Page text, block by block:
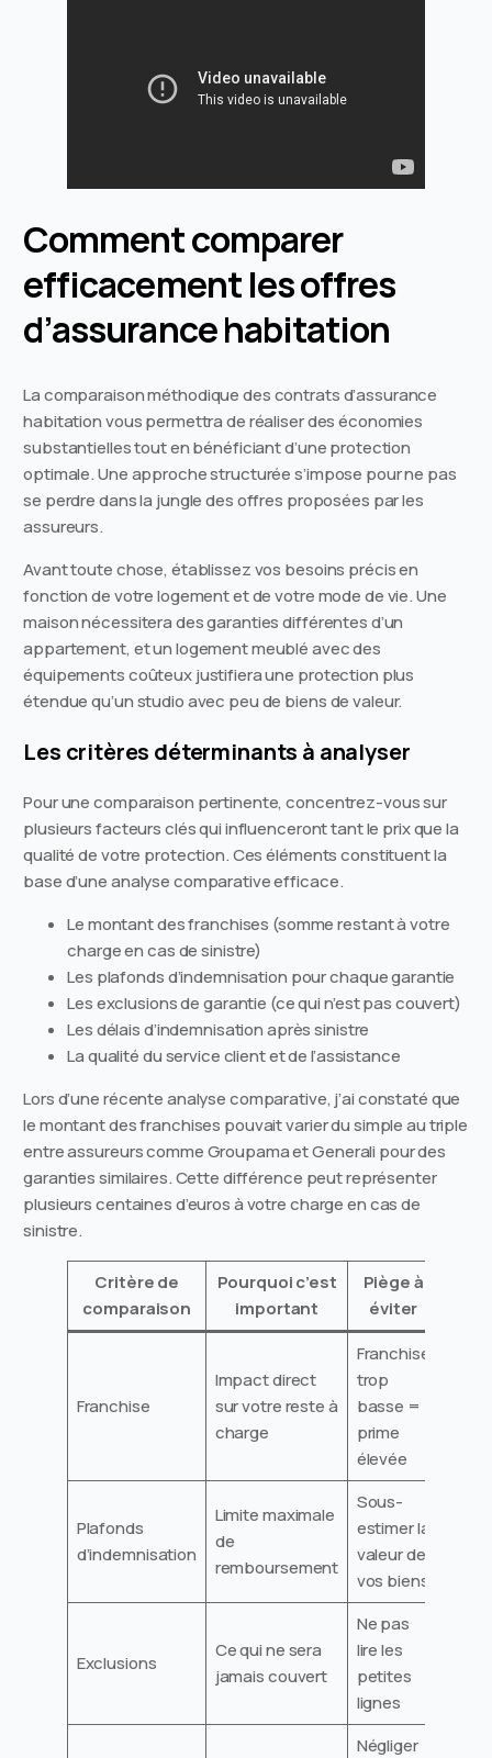
Comment comparer
efficacement les offres
d’assurance habitation
La comparaison méthodique des contrats d’assurance
habitation vous permettra de réaliser des économies
substantielles tout en bénéficiant d’une protection
optimale. Une approche structurée s’impose pour ne pas
se perdre dans la jungle des offres proposées par les
assureurs.
Avant toute chose, établissez vos besoins précis en
fonction de votre logement et de votre mode de vie. Une
maison nécessitera des garanties différentes d’un
appartement, et un logement meublé avec des
équipements coûteux justifiera une protection plus
étendue qu’un studio avec peu de biens de valeur.
Les critères déterminants à analyser
Pour une comparaison pertinente, concentrez-vous sur
plusieurs facteurs clés qui influenceront tant le prix que la
qualité de votre protection. Ces éléments constituent la
base d’une analyse comparative efficace.
Le montant des franchises (somme restant à votre
charge en cas de sinistre)
Les plafonds d’indemnisation pour chaque garantie
Les exclusions de garantie (ce qui n’est pas couvert)
Les délais d’indemnisation après sinistre
La qualité du service client et de l’assistance
Lors d’une récente analyse comparative, j’ai constaté que
le montant des franchises pouvait varier du simple au triple
entre assureurs comme Groupama et Generali pour des
garanties similaires. Cette différence peut représenter
plusieurs centaines d’euros à votre charge en cas de
sinistre.
Critère de
comparaison
Pourquoi c’est
important
Piège à
éviter
Franchise
Impact direct
sur votre reste à
charge
Franchise
trop
basse =
prime
élevée
Plafonds
d’indemnisation
Limite maximale
de
remboursement
Sous-
estimer la
valeur de
vos biens
Exclusions
Ce qui ne sera
jamais couvert
Ne pas
lire les
petites
lignes
Négliger